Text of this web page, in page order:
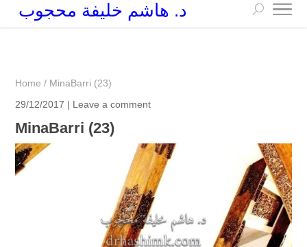
د. هاشم خليفة محجوب
Home / MinaBarri (23)
29/12/2017 | Leave a comment
MinaBarri (23)